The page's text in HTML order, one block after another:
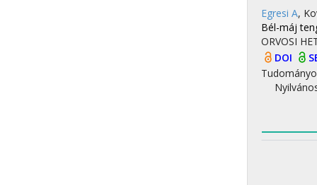
Egresi A,
Bél-máj
ORVOSI
DOI